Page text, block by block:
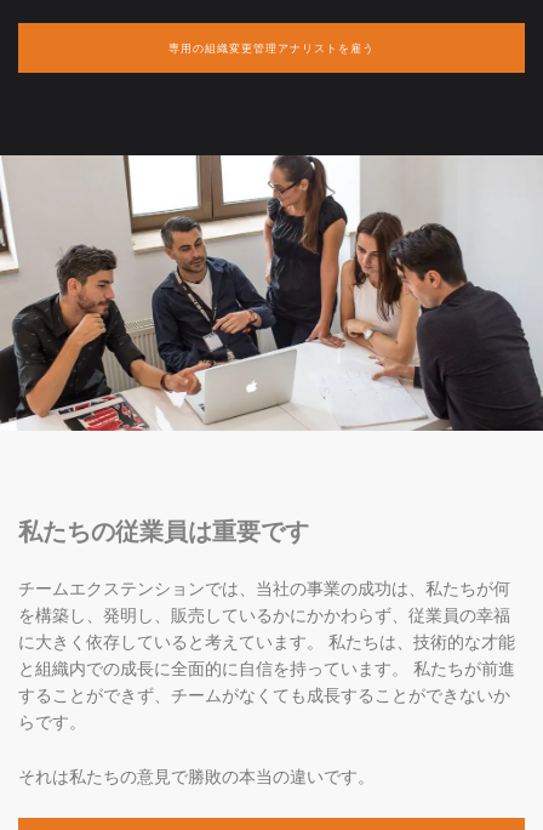
専用の組織変更管理アナリストを雇う
私たちの従業員は重要です
チームエクステンションでは、当社の事業の成功は、私たちが何
を構築し、発明し、販売しているかにかかわらず、従業員の幸福
に大きく依存していると考えています。 私たちは、技術的な才能
と組織内での成長に全面的に自信を持っています。 私たちが前進
することができず、チームがなくても成長することができないか
らです。
それは私たちの意見で勝敗の本当の違いです。